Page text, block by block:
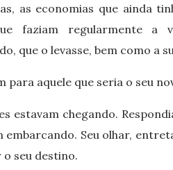
as economias que ainda
faziam regularmente a
que o levasse, bem como a
aquele que seria o seu
estavam chegando.
Seu olhar,
seu destino.